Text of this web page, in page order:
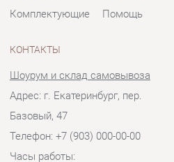
Часы работы:
Отправить сообщение